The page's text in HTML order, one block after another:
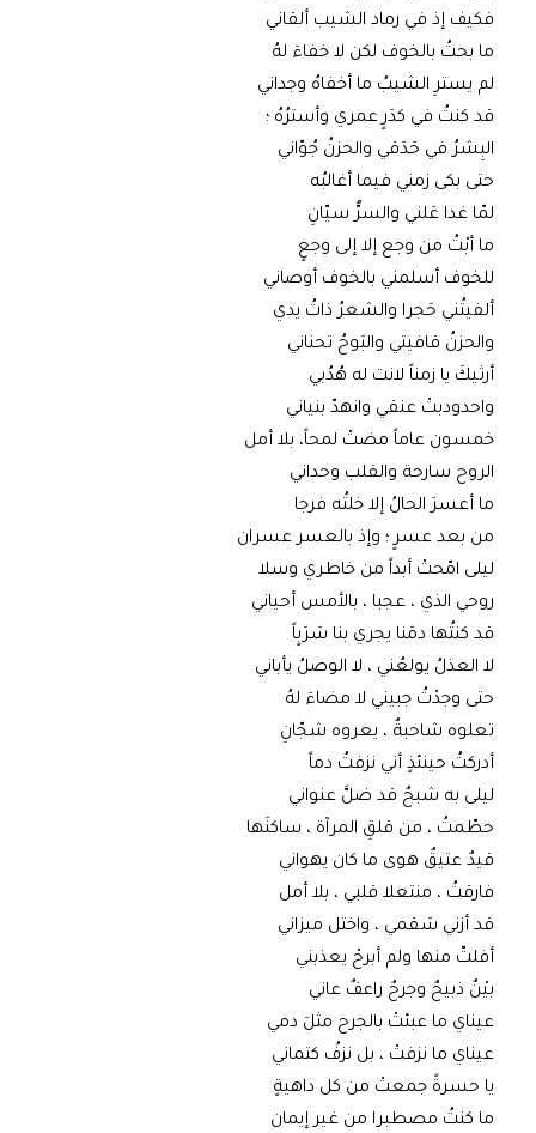
فكيف إذ في رماد الشيب ألقاني
ما بحتُ بالخوف لكن لا خفاءَ لهُ
لم يسترِ الشيبُ ما أخفاهُ وجداني
قد كنتُ في كدَرٍ عمري وأسترُهُ ؛
البِشرُ في حَدَقي والحزنُ جُوّاني
حتى بكى زمني فيما أغالبُه
لمّا غدا عَلني والسرُّ سيّانِ
ما أبْتُ من وجع إلا إلى وجعٍ
للخوف أسلمني بالخوف أوصاني
ألفيتُني حَجرا والشعرُ ذاتُ يدي
والحزنُ قافيتي والبَوحُ تحناني
أرثيكَ يا زمناً لانت له هُدُبي
واحدودبتْ عنقي وانهدّ بنياني
خمسون عاماً مضتْ لمحاً، بلا أمل
الروح سارحة والقلب وحداني
ما أعسرَ الحالُ إلا خلتُه فرجا
من بعد عسرٍ ؛ وإذ بالعسر عسران
ليلى امّحتْ أبداً من خاطري وسلا
روحي الذي ، عجبا ، بالأمس أحياني
قد كنتُها دمَنا يجري بنا سَرَبٍاً
لا العذلُ يولعُني ، لا الوصلُ يأباني
حتى وجدْتُ جبيني لا مضاءَ لهُ
تعلوه شاحبةٌ ، يعروه شجّانِ
أدركتُ حينئذٍ أني نزفتُ دماً
ليلى به شبحٌ قد ضلَّ عنواني
حطّمتُ ، من قلقِ المرآة ، ساكنَها
قيدٌ عتيقٌ هوى ما كان يهواني
فارقتُ ، منتعلا قلبي ، بلا أمل
قد أزني سَقمي ، واختل ميزاني
أفلتّ منها ولم أبرحْ يعذبني
بيْنٌ ذبيحٌ وجرحٌ راعفٌ عاني
عيناي ما عبئتْ بالجرح مثلَ دمي
عيناي ما نزفتْ ، بل نزفُ كتماني
يا حسرةً جمعتْ من كل داهيةٍ
ما كنتُ مصطبرا من غير إيمان